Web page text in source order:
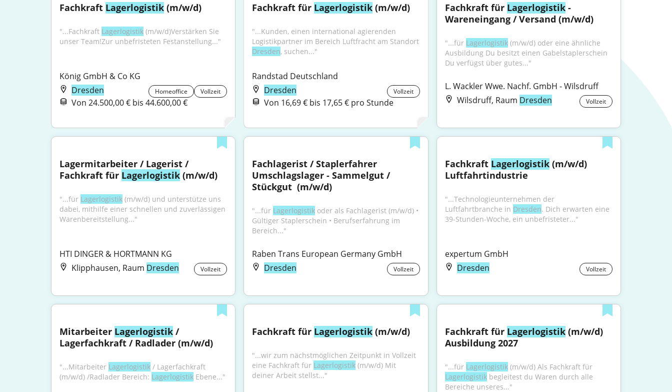
Fachkraft Lagerlogistik (m/w/d)
"...Fachkraft Lagerlogistik (m/w/d)Verstärken Sie
unser Team!Zur unbefristeten Festanstellung..."
König GmbH & Co KG
Dresden
Homeoffice Vollzeit
Von 24.500,00 € bis 44.600,00 €
Fachkraft für Lagerlogistik (m/w/d)
"...Kunden, einen international agierenden
Dresden, suchen..."
Randstad Deutschland
Dresden
Vollzeit
Von 16,69 € bis 17,65 € pro Stunde
Fachkraft für Lagerlogistik -
Wareneingang / Versand (m/w/d)
"...für Lagerlogistik (m/w/d) oder eine ähnliche
Ausbildung Du besitzt einen Gabelstaplerschein
Du verfügst über gutes..."
L. Wackler Wwe. Nachf. GmbH - Wilsdruff
Wilsdruff, Raum Dresden Vollzeit
Lagermitarbeiter / Lagerist /
Fachkraft für Lagerlogistik (m/w/d)
"...für Lagerlogistik (m/w/d) und unterstütze uns
dabei, mithilfe einer schnellen und zuverlässigen
Warenbereitstellung..."
HTI DINGER & HORTMANN KG
Klipphausen, Raum Dresden Vollzeit
Fachlagerist / Staplerfahrer
Umschlagslager - Sammelgut /
Stückgut ​ (m/w/d)
"...für Lagerlogistik oder als Fachlagerist (m/w/d) •
Gültiger Staplerschein • Berufserfahrung im
Bereich..."
Raben Trans European Germany GmbH
Dresden
Vollzeit
Fachkraft Lagerlogistik (m/w/d)
Luftfahrtindustrie
"...Technologieunternehmen der
Luftfahrtbranche in Dresden. Dich erwarten eine
39-Stunden-Woche, ein unbefristeter..."
expertum GmbH
Dresden
Vollzeit
Mitarbeiter Lagerlogistik /
Lagerfachkraft / Radlader (m/w/d)
"...Mitarbeiter Lagerlogistik / Lagerfachkraft
(m/w/d) /Radlader Bereich: Lagerlogistik Ebene..."
Fachkraft für Lagerlogistik (m/w/d)
"...wir zum nächstmöglichen Zeitpunkt in Vollzeit
eine Fachkraft für Lagerlogistik (m/w/d) Mit
deiner Arbeit stellst..."
Fachkraft für Lagerlogistik (m/w/d)
Ausbildung 2027
"...für Lagerlogistik
(m/w/d) Als Fachkraft für
Lagerlogistik begleitest du Waren durch alle
Bereiche unseres..."